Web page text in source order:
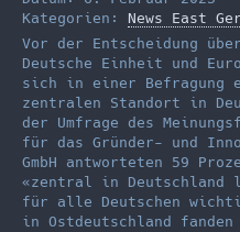
Kategorien: News East
Vor der Entscheidung
Deutsche Einheit und
sich in einer Befragung
zentralen Standort in
der Umfrage des
für das Gründer- und
GmbH antworteten 59
«zentral in Deutschland
für alle Deutschen
in Ostdeutschland